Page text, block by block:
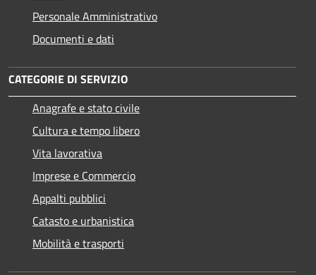
Personale Amministrativo
Documenti e dati
CATEGORIE DI SERVIZIO
Anagrafe e stato civile
Cultura e tempo libero
Vita lavorativa
Imprese e Commercio
Appalti pubblici
Catasto e urbanistica
Mobilità e trasporti